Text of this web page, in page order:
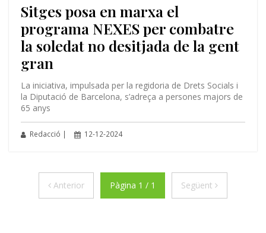
Sitges posa en marxa el
programa NEXES per combatre
la soledat no desitjada de la gent
gran
La iniciativa, impulsada per la regidoria de Drets Socials i
la Diputació de Barcelona, s’adreça a persones majors de
65 anys
Redacció | 12-12-2024
AnteriorAnteriorPàgina 1 / 1 Següent